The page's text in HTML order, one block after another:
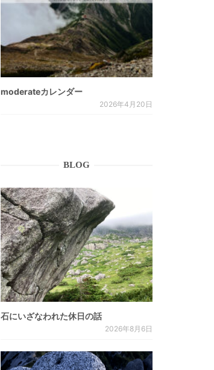
moderateカレンダー
2026年4月20日
BLOG
石にいざなわれた休日の話
2026年8月6日